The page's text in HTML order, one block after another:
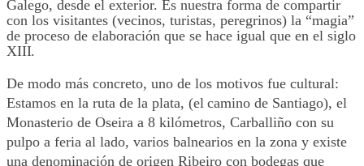
Galego, desde el exterior. Es nuestra forma de compartir
con los visitantes (vecinos, turistas, peregrinos) la “magia”
de proceso de elaboración que se hace igual que en el siglo
XIII.
De modo más concreto, uno de los motivos fue cultural:
Estamos en la ruta de la plata, (el camino de Santiago), el
Monasterio de Oseira a 8 kilómetros, Carballiño con su
pulpo a feria al lado, varios balnearios en la zona y existe
una denominación de origen Ribeiro con bodegas que